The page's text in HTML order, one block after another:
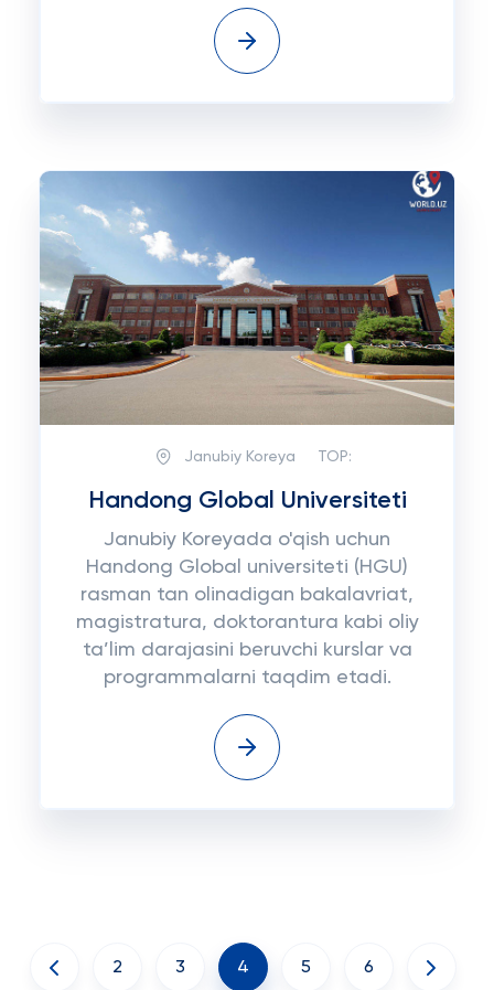
Janubiy Koreya TOP:
Handong Global Universiteti
Janubiy Koreyada o'qish uchun
Handong Global universiteti (HGU)
rasman tan olinadigan bakalavriat,
magistratura, doktorantura kabi oliy
ta’lim darajasini beruvchi kurslar va
programmalarni taqdim etadi.
2 3 4 5 6